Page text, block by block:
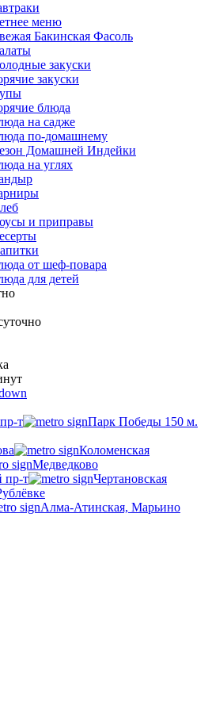
меню
Бакинская Фасоль
закуски
закуски
блюда
на садже
по-домашнему
Домашней Индейки
на углях
и приправы
от шеф-повара
для детей
т
Парк Победы 150 м.
Коломенская
Медведково
пр-т
Чертановская
Алма-Атинская, Марьино